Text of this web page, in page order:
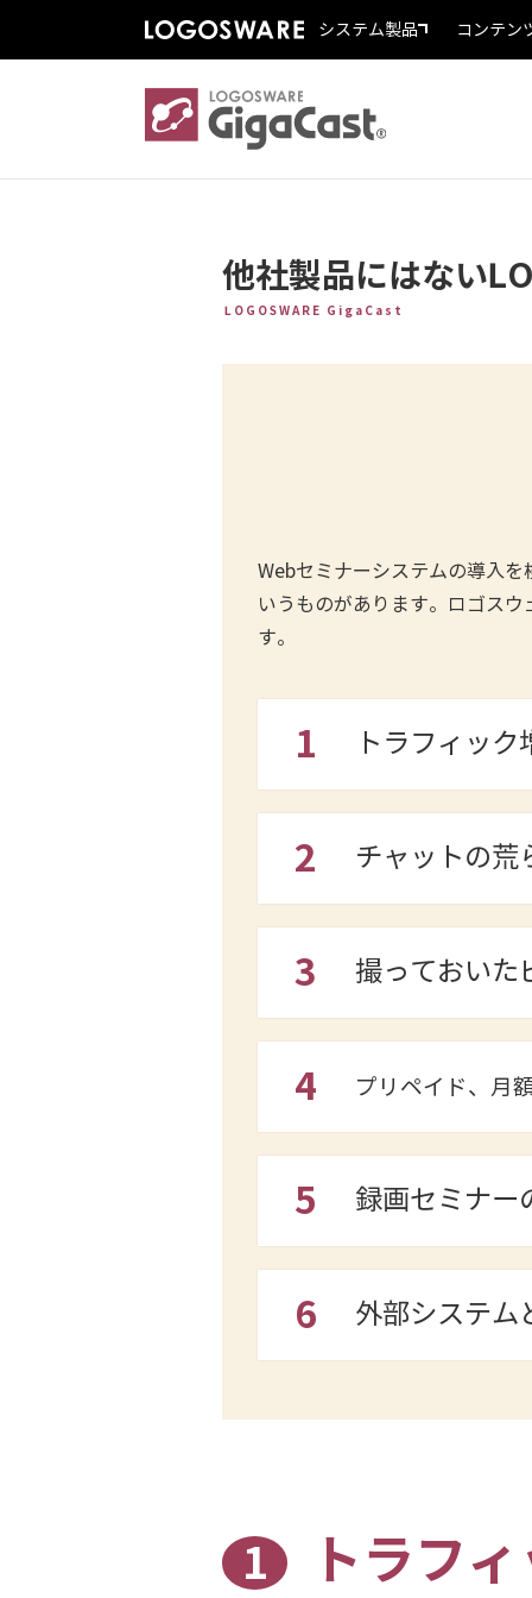
システム製品 コンテン
他社製品にはない
LOGOSWARE GigaCast
Webセミナーシステムの導入を
いうものがあります。ロゴスウ
す。
1 トラフィッ
2 チャットの荒
3 撮っておいた
4 プリペイド、月
5 録画セミナー
6 外部システム
1
トラフ